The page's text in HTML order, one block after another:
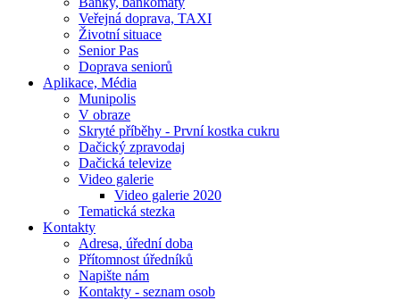
Veřejná doprava, TAXI
Životní situace
Senior Pas
Doprava seniorů
Aplikace, Média
Munipolis
V obraze
Skryté příběhy - První kostka cukru
Dačický zpravodaj
Dačická televize
Video galerie
Video galerie 2020
Tematická stezka
Kontakty
Adresa, úřední doba
Přítomnost úředníků
Napište nám
Kontakty - seznam osob